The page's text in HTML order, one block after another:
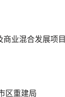
业混合发展项目
区重建局